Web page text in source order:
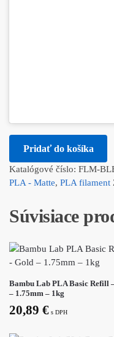
Pridať do košíka
Katalógové číslo: FLM-
PLA - Matte, PLA filament
Súvisiace
Bambu Lab PLA Basic Refill
– 1.75mm – 1kg
20,89 € s DPH